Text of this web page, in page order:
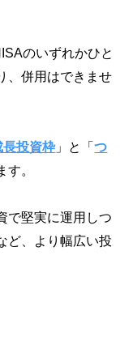
のいずれかひと
、併用はできませ
長投資枠 」と「つ
す。
で堅実に運用しつ
ど、より幅広い投